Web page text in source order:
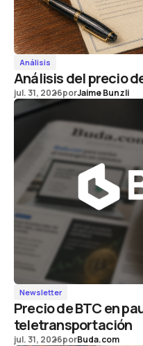
Análisis
Análisis del precio
jul. 31, 2026porJaime Bunzli
Newsletter
Precio de BTC en
teletransportación
jul. 31, 2026porBuda.com